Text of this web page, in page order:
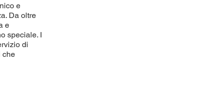
e
Da oltre
e
speciale. I
di
che